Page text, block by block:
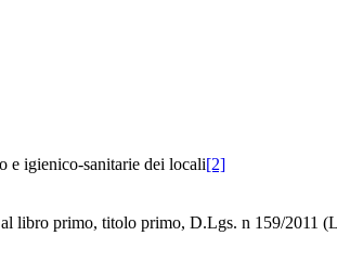
e igienico-sanitarie dei locali[2]
libro primo, titolo primo, D.Lgs. n 159/2011